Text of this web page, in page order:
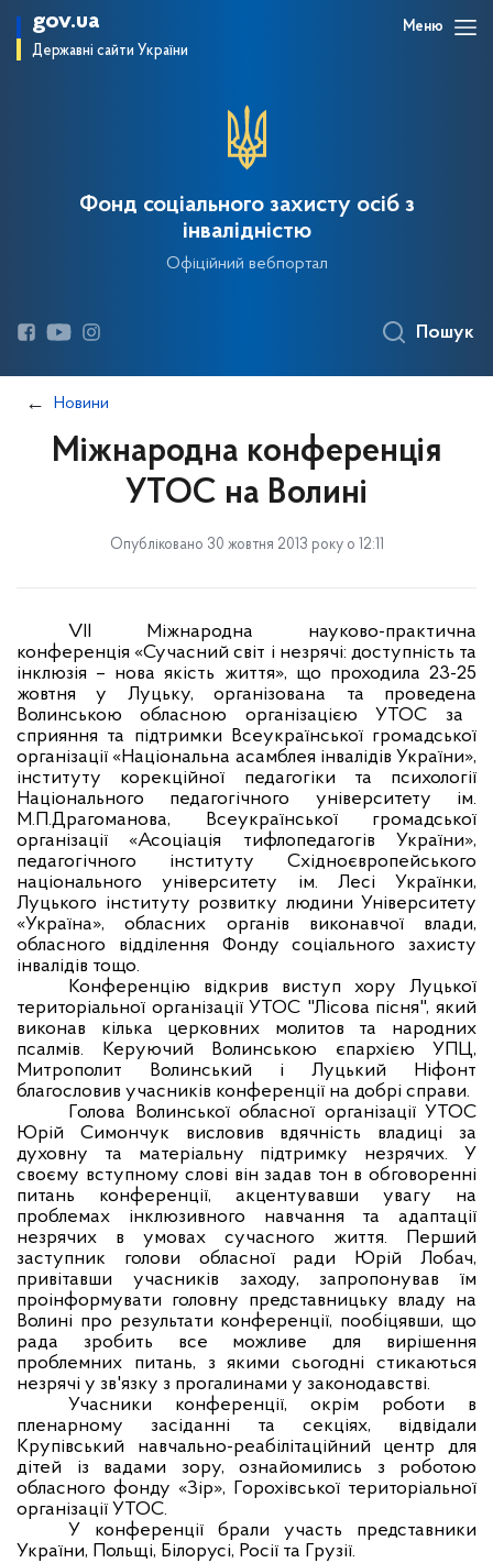
gov.ua
Державні сайти України
Меню
Фонд соціального захисту осіб з
інвалідністю
Офіційний вебпортал
Пошук
Новини
Міжнародна конференція
УТОС на Волині
Опубліковано 30 жовтня 2013 року о 12:11
VII Міжнародна науково-практична
конференція «Сучасний світ і незрячі: доступність та
інклюзія – нова якість життя», що проходила 23-25
жовтня у Луцьку,організована та проведена
Волинською обласною організацією УТОС за
сприяння та підтримки Всеукраїнської громадської
організації «Національна асамблея інвалідів України»,
інституту корекційної педагогіки та психології
Національного педагогічного університету ім.
М.П.Драгоманова, Всеукраїнської громадської
організації «Асоціація тифлопедагогів України»,
педагогічного інституту Східноєвропейського
національного університету ім. Лесі Українки,
Луцького інституту розвитку людини Університету
«Україна», обласних органів виконавчої влади,
обласного відділення Фонду соціального захисту
інвалідів тощо.
Конференцію відкрив виступ хору Луцької
територіальної організації УТОС "Лісова пісня", який
виконав кілька церковних молитов та народних
псалмів. Керуючий Волинською єпархією УПЦ,
Митрополит Волинський і Луцький Ніфонт
благословив учасників конференції на добрі справи.
Голова Волинської обласної організації УТОС
Юрій Симончук висловив вдячність владиці за
духовну та матеріальну підтримку незрячих. У
своєму вступному слові він задав тон в обговоренні
питань конференції, акцентувавши увагу на
проблемах інклюзивного навчання та адаптації
незрячих в умовах сучасного життя. Перший
заступник голови обласної ради Юрій Лобач,
привітавши учасників заходу, запропонував їм
проінформувати головну представницьку владу на
Волині про результати конференції, пообіцявши, що
рада зробить все можливе для вирішення
проблемних питань, з якими сьогодні стикаються
незрячі у зв'язку з прогалинами у законодавстві.
Учасники конференції, окрім роботи в
пленарному засіданні та секціях, відвідали
Крупівський навчально-реабілітаційний центр для
дітей із вадами зору, ознайомились з роботою
обласного фонду «Зір», Горохівської територіальної
організації УТОС.
У конференції брали участь представники
України, Польщі, Білорусі, Росії та Грузії.